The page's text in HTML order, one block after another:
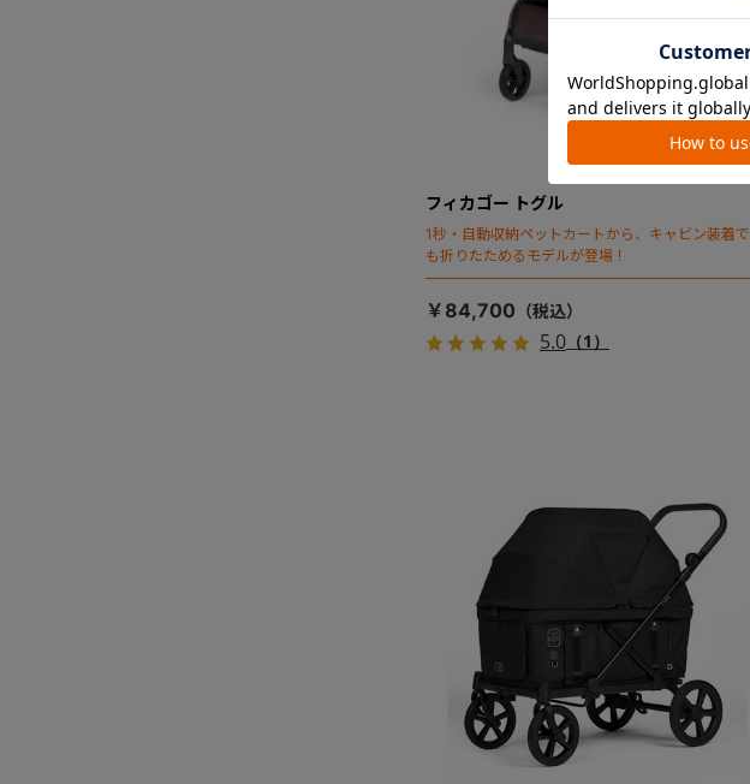
フィカゴー トグル
1秒・自動収納ペットカートから、キャビン装着で
も折りたためるモデルが登場！
￥84,700
5.0 （1）